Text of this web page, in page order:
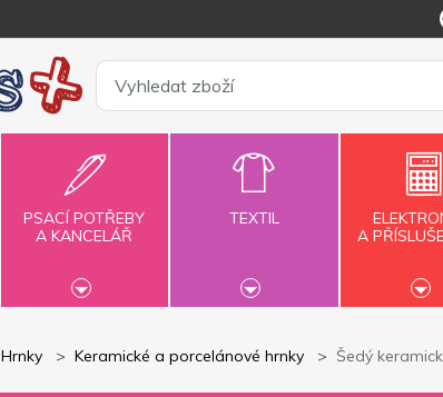
PSACÍ POTŘEBY
A KANCELÁŘ
TEXTIL
A
Hrnky Keramické a porcelánové hrnky Šedý